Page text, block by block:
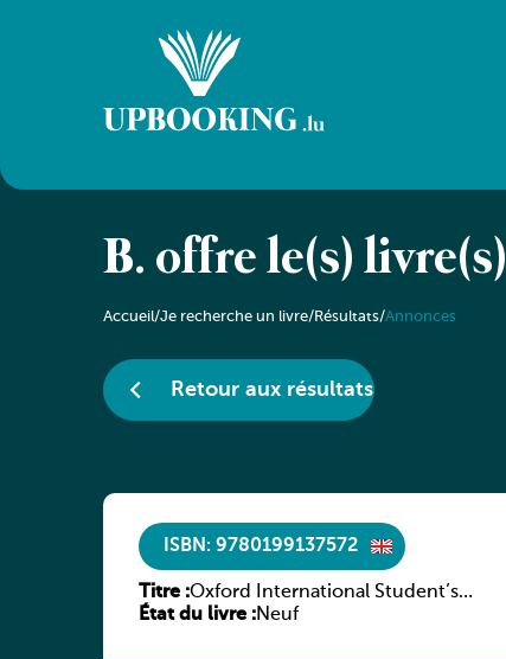
B. offre le(s) livre(s)
Accueil/Je recherche un livre/Résultats/Annonces
Retour aux résultats
ISBN: 9780199137572
Titre :Oxford International Student’s
Atlas
État du livre :Neuf